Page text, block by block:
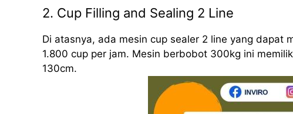
2. Cup Filling and Sealing 2 Line
Di atasnya, ada mesin cup sealer 2 line yang dapat
1.800 cup per jam. Mesin berbobot 300kg ini
130cm.